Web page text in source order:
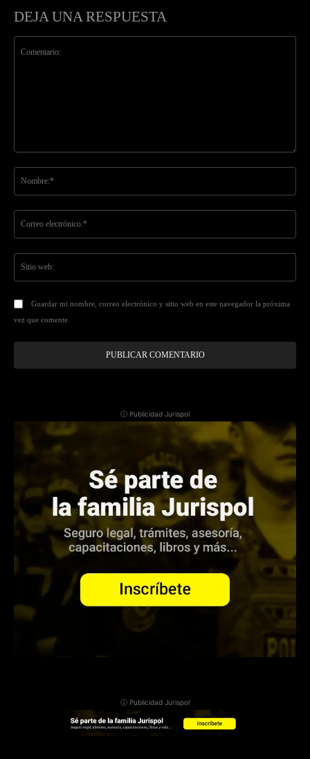
DEJA UNA RESPUESTA
Guardar mi nombre, correo electrónico y sitio web en este navegador la próxima
vez que comente.
ⓘ Publicidad Jurispol
ⓘ Publicidad Jurispol